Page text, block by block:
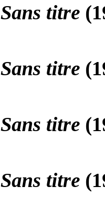
Sans titre
Sans titre
Sans titre
Sans titre